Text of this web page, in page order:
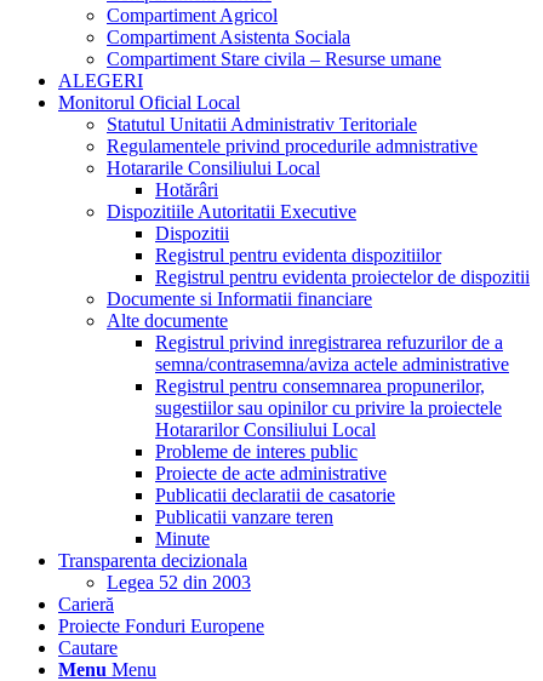
Compartiment Agricol
Compartiment Asistenta Sociala
Compartiment Stare civila – Resurse umane
ALEGERI
Monitorul Oficial Local
Statutul Unitatii Administrativ Teritoriale
Regulamentele privind procedurile admnistrative
Hotararile Consiliului Local
Hotărâri
Dispozitiile Autoritatii Executive
Dispozitii
Registrul pentru evidenta dispozitiilor
Registrul pentru evidenta proiectelor de dispozitii
Documente si Informatii financiare
Alte documente
Registrul privind inregistrarea refuzurilor de a
semna/contrasemna/aviza actele administrative
Registrul pentru consemnarea propunerilor,
sugestiilor sau opinilor cu privire la proiectele
Hotararilor Consiliului Local
Probleme de interes public
Proiecte de acte administrative
Publicatii declaratii de casatorie
Publicatii vanzare teren
Minute
Transparenta decizionala
Legea 52 din 2003
Carieră
Proiecte Fonduri Europene
Cautare
Menu Menu